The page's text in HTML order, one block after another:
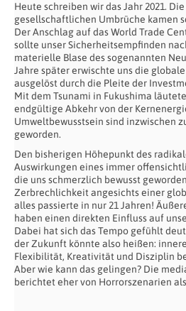
Heute schreiben wir das Jahr 2021.
gesellschaftlichen Umbrüche kamen
Der Anschlag auf das World Trade
sollte unser Sicherheitsempfinden
materielle Blase des sogenannten
Jahre später erwischte uns die
ausgelöst durch die Pleite der
Mit dem Tsunami in Fukushima
endgültige Abkehr von der
Umweltbewusstsein sind inzwischen
geworden.
Den bisherigen Höhepunkt des
Auswirkungen eines immer
die uns schmerzlich bewusst
Zerbrechlichkeit angesichts einer
alles passierte in nur 21 Jahren!
haben einen direkten Einfluss auf
Dabei hat sich das Tempo gefühlt
der Zukunft könnte also heißen:
Flexibilität, Kreativität und Disziplin
Aber wie kann das gelingen? Die
berichtet eher von Horrorszenarien